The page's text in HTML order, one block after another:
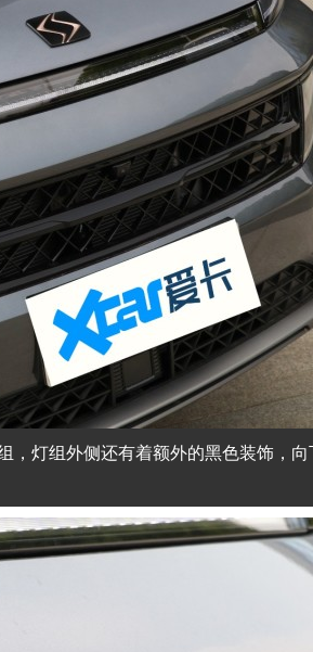
，灯组外侧还有着额外的黑色装饰，向